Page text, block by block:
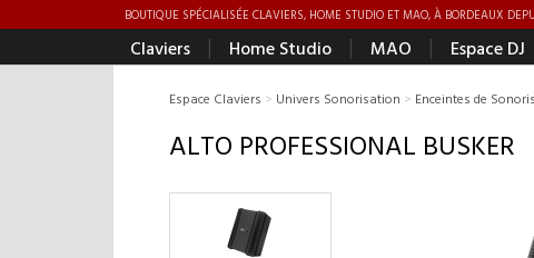
BOUTIQUE SPÉCIALISÉE CLAVIERS, HOME STUDIO ET MAO, À BORDEAUX
Claviers | Home Studio | MAO | Espace DJ
Espace Claviers > Univers Sonorisation > Enceintes de
ALTO PROFESSIONAL BUSKER